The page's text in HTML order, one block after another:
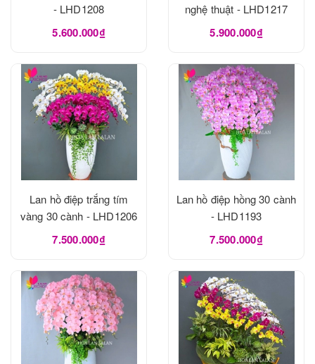
- LHD1208
5.600.000₫
nghệ thuật - LHD1217
5.900.000₫
Lan hồ điệp trắng tím
vàng 30 cành - LHD1206
7.500.000₫
Lan hồ điệp hồng 30 cành
- LHD1193
7.500.000₫